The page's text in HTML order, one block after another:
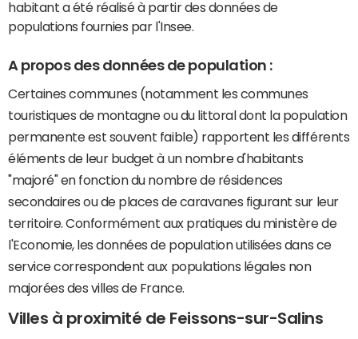
habitant a été réalisé à partir des données de
populations fournies par l'Insee.
A propos des données de population :
Certaines communes (notamment les communes
touristiques de montagne ou du littoral dont la population
permanente est souvent faible) rapportent les différents
éléments de leur budget à un nombre d'habitants
"majoré" en fonction du nombre de résidences
secondaires ou de places de caravanes figurant sur leur
territoire. Conformément aux pratiques du ministère de
l'Economie, les données de population utilisées dans ce
service correspondent aux populations légales non
majorées des villes de France.
Villes à proximité de Feissons-sur-Salins